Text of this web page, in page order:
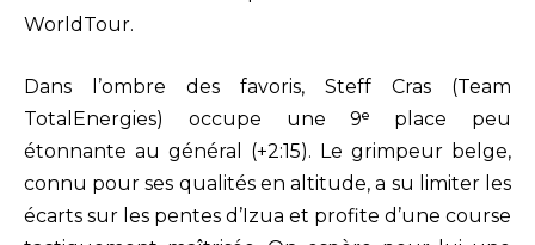
WorldTour.
Dans l’ombre des favoris, Steff Cras (Team
TotalEnergies) occupe une 9ᵉ place peu
étonnante au général (+2:15). Le grimpeur belge,
connu pour ses qualités en altitude, a su limiter les
écarts sur les pentes d’Izua et profite d’une course